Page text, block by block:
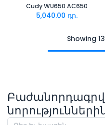
Cudy WU650 AC650
5,040.00 դր.
Showing